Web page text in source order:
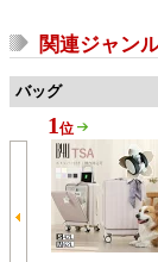
関連ジャン
バッグ
1 位